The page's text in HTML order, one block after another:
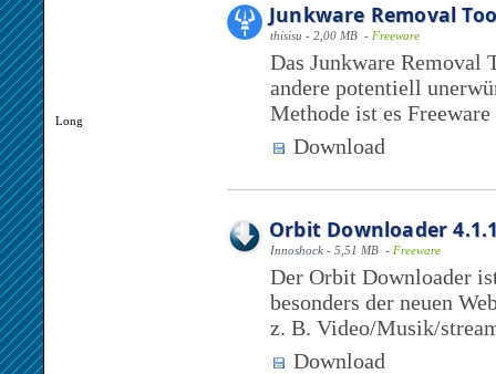
Long
Junkware Removal
thisisu - 2,00 MB - Freeware
Das Junkware Removal
andere potentiell
Methode ist es Freeware
Download
Orbit Downloader
Innoshock - 5,51 MB - Freeware
Der Orbit Downloader
besonders der neuen
z. B. Video/Musik/
Download